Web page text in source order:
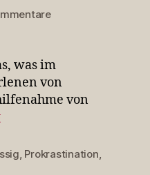
zu
ist
das,
was…
was im
von
von
, Prokrastination,